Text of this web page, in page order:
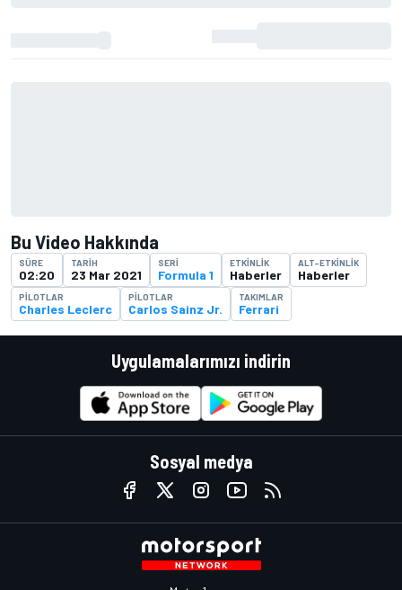
Bu Video Hakkında
SÜRE
02:20
TARIH
23 Mar 2021
SERI
Formula 1
ETKINLIK
Haberler
ALT-ETKINLIK
Haberler
PILOTLAR
Charles Leclerc
PILOTLAR
Carlos Sainz Jr.
TAKIMLAR
Ferrari
Uygulamalarımızı indirin
Sosyal medya